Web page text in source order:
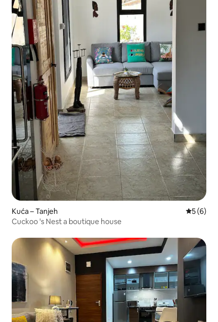
Kuća – Tanjeh
5 (6)
Cuckoo 's Nest a boutique house